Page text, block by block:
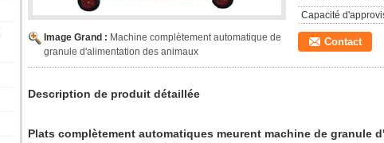
Image Grand : Machine complètement automatique de
granule d'alimentation des animaux
Capacité
Contact
Description de produit détaillée
Plats complètement automatiques meurent machine de granule